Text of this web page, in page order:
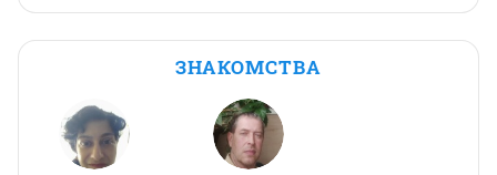
ЗНАКОМСТВА